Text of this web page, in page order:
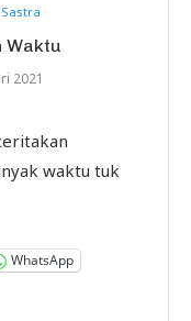
Sastra
Waktu
2021
waktu tuk
WhatsApp